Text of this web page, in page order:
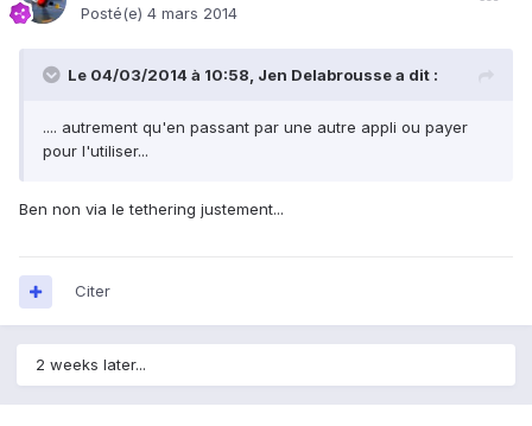
Posté(e) 4 mars 2014
Le 04/03/2014 à 10:58, Jen Delabrousse a dit :
.... autrement qu'en passant par une autre appli ou payer
pour l'utiliser...
Ben non via le tethering justement...
Citer
2 weeks later...